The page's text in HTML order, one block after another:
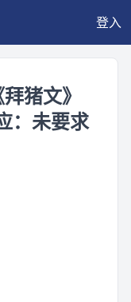
登入
猪文》
：未要求